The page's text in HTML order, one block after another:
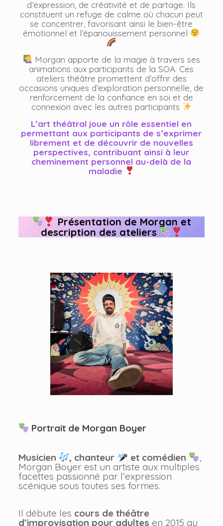
d’expression, de créativité et de partage. Ils
constituent un refuge de calme où chacun peut
se concentrer, favorisant ainsi le bien-être
émotionnel et l’épanouissement personnel
Morgan apporte de la magie à travers ses
animations aux participants de la SOA. Ces
ateliers théâtre promettent d’offrir des
occasions uniques d’exploration personnelle, de
renforcement de la confiance en soi et de
connexion avec les autres participants
L’art théâtral joue un rôle essentiel en
permettant aux participants de s’exprimer
librement et de découvrir de nouvelles
perspectives, contribuant ainsi à leur
cheminement personnel au-delà de la
maladie
Présentation de Morgan et
description des ateliers
Portrait de Morgan Boyer
Musicien , chanteur et comédien ,
Morgan Boyer est un artiste aux multiples
facettes passionné par l’expression
scénique sous toutes ses formes.
Il débute les cours de théâtre
d’improvisation pour adultes en 2015 au